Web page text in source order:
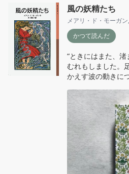
風の妖精たち
メアリ・ド・モーガン,
かつて読んだ
“ときにはまた、
むれもしました。
かえす波の動きに
は、さながらむす
たように見えるの
「風の妖精たち」
※岩波少年文庫の
に出版されたウ
を入手して読んだ